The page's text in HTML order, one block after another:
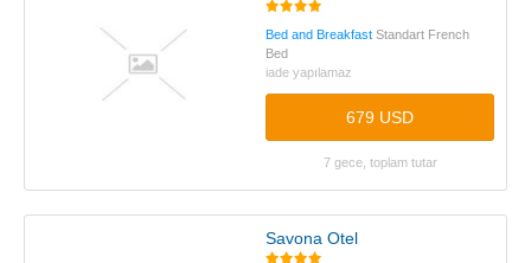
Bed and Breakfast Standart French
Bed
iade yapılamaz
679 USD
7 gece, toplam tutar
Savona Otel